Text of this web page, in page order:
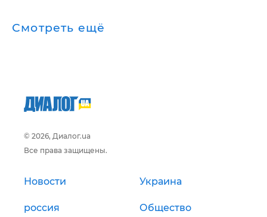
Смотреть ещё
© 2026, Диалог.ua
Все права защищены.
Новости Украина
россия Общество